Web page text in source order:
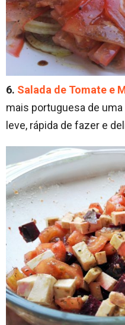
6. Salada de Tomate e
mais portuguesa de
leve, rápida de fazer e